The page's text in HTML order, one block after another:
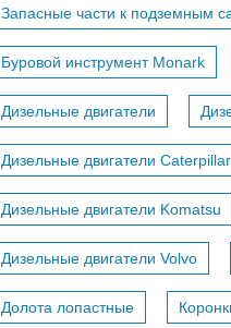
Запасные части к подземным
Буровой инструмент Monark
Дизельные двигатели
Дизельные двигатели Caterpillar
Дизельные двигатели Komatsu
Дизельные двигатели Volvo
Долота лопастные